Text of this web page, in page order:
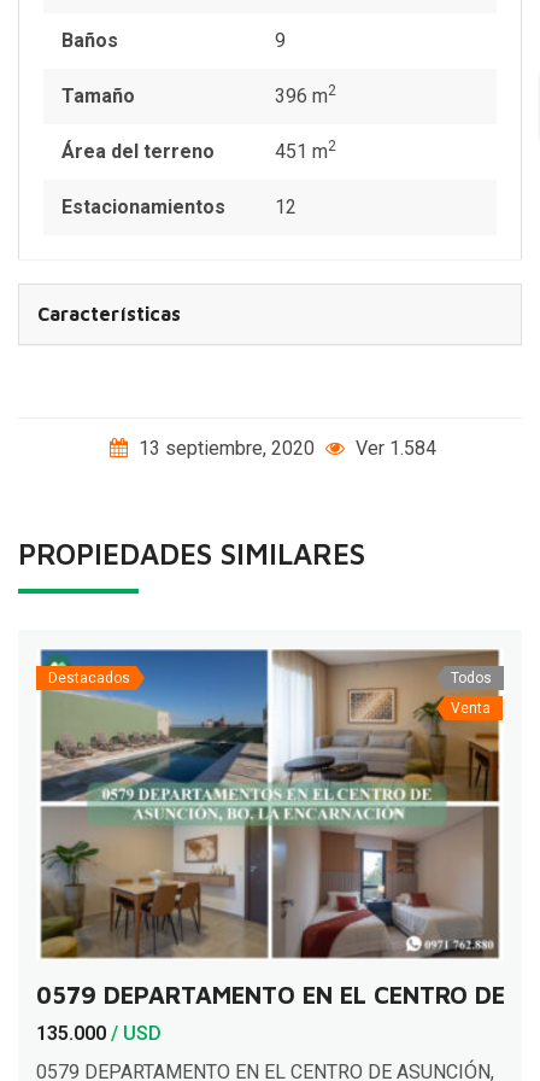
Baños 9
Tamaño 396 m2
Área del terreno 451 m2
Estacionamientos 12
Características
13 septiembre, 2020 Ver 1.584
PROPIEDADES SIMILARES
Destacados
Todos
Venta
0579 DEPARTAMENTO EN EL CENTRO DE
135.000 / USD
0579 DEPARTAMENTO EN EL CENTRO DE ASUNCIÓN,